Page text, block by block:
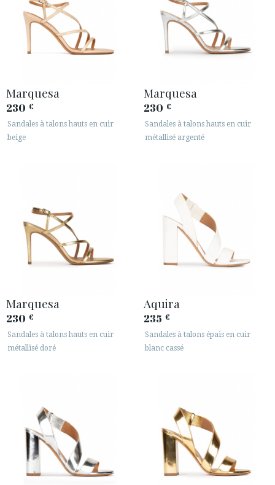
Marquesa
230 €
Sandales à talons hauts en cuir
beige
Marquesa
230 €
Sandales à talons hauts en cuir
métallisé argenté
Marquesa
230 €
Sandales à talons hauts en cuir
métallisé doré
Aquira
235 €
Sandales à talons épais en cuir
blanc cassé